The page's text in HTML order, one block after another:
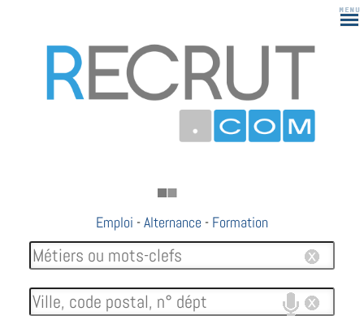
Emploi -Alternance - Formation